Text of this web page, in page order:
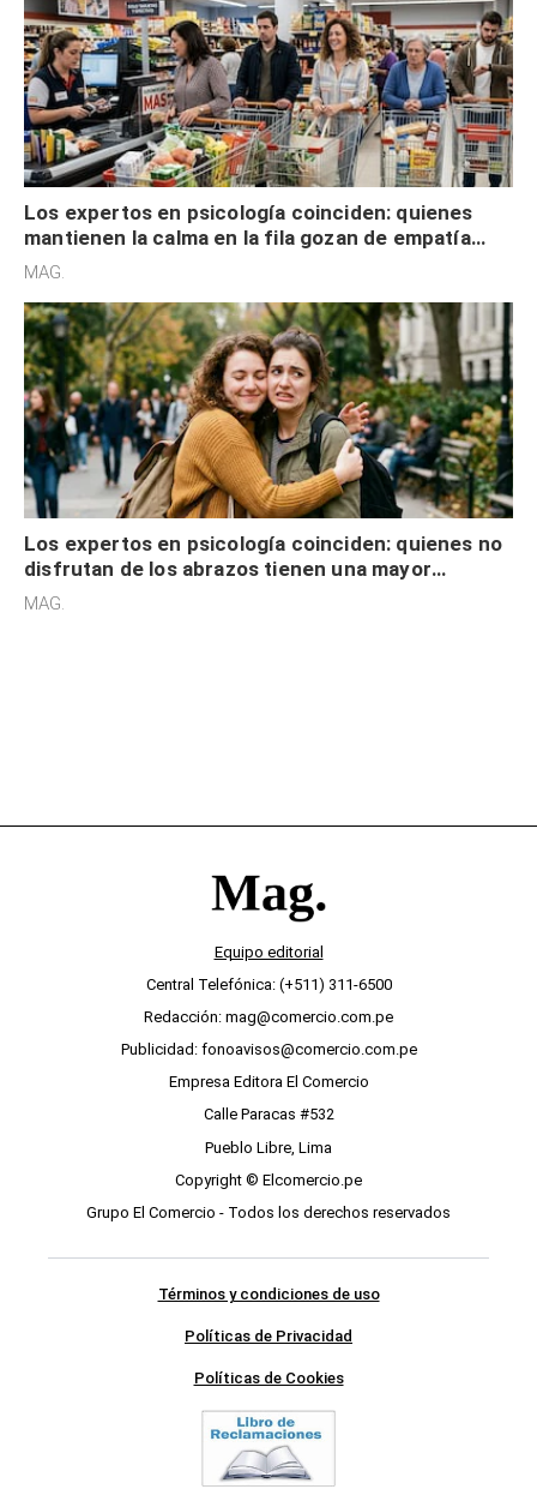
Los expertos en psicología coinciden: quienes
mantienen la calma en la fila gozan de empatía
cognitiva, gratitud y no solo tienen autocontrol
MAG.
Los expertos en psicología coinciden: quienes no
disfrutan de los abrazos tienen una mayor
sensibilidad a los estímulos físicos y no es por
MAG.
Equipo editorial
Central Telefónica: (+511) 311-6500
Redacción: mag@comercio.com.pe
Publicidad: fonoavisos@comercio.com.pe
Empresa Editora El Comercio
Calle Paracas #532
Pueblo Libre, Lima
Copyright © Elcomercio.pe
Grupo El Comercio - Todos los derechos reservados
Términos y condiciones de uso
Políticas de Privacidad
Políticas de Cookies